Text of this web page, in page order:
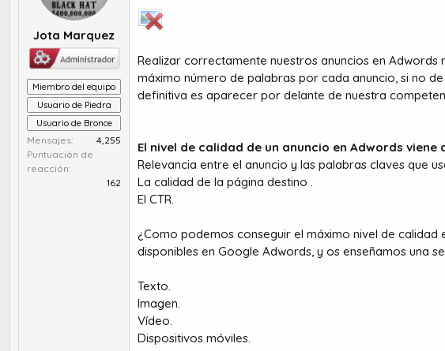
Jota Marquez
Miembro del equipo
Usuario de Piedra
Usuario de Bronce
Mensajes
4,255
Puntuación de
reacción
162
Realizar correctamente nuestros anuncios en
máximo número de palabras por cada anuncio, si no
definitiva es aparecer por delante de nuestra
El nivel de calidad de un anuncio en Adwords
Relevancia entre el anuncio y las palabras claves que
La calidad de la página destino .
El CTR.
¿Como podemos conseguir el máximo nivel de
disponibles en Google Adwords, y os enseñamos una
Texto.
Imagen.
Vídeo.
Dispositivos móviles.